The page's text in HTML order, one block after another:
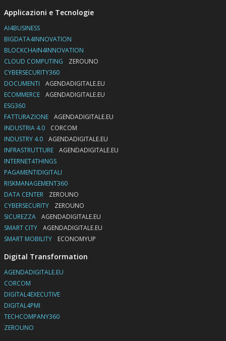
Applicazioni e Tecnologie
AI4BUSINESS
BIGDATA4INNOVATION
BLOCKCHAIN4INNOVATION
CLOUD COMPUTING
ZEROUNO
CYBERSECURITY360
DOCUMENTI
AGENDADIGITALE.EU
ECOMMERCE
AGENDADIGITALE.EU
ESG360
FATTURAZIONE
AGENDADIGITALE.EU
INDUSTRIA 4.0
CORCOM
INDUSTRY 4.0
AGENDADIGITALE.EU
INFRASTRUTTURE
AGENDADIGITALE.EU
INTERNET4THINGS
PAGAMENTIDIGITALI
RISKMANAGEMENT360
DATA CENTER
ZEROUNO
CYBERSECURITY
ZEROUNO
SICUREZZA
AGENDADIGITALE.EU
SMART CITY
AGENDADIGITALE.EU
SMART MOBILITY
ECONOMYUP
Digital Transformation
AGENDADIGITALE.EU
CORCOM
DIGITAL4EXECUTIVE
DIGITAL4PMI
TECHCOMPANY360
ZEROUNO